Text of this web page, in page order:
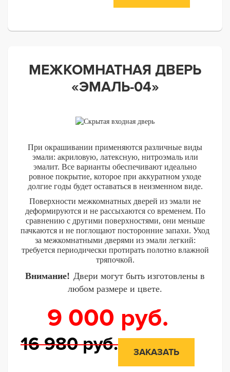
МЕЖКОМНАТНАЯ ДВЕРЬ
«ЭМАЛЬ-04»
При окрашивании применяются различные виды
эмали: акриловую, латексную, нитроэмаль или
эмалит. Все варианты обеспечивают идеально
ровное покрытие, которое при аккуратном уходе
долгие годы будет оставаться в неизменном виде.
Поверхности межкомнатных дверей из эмали не
деформируются и не рассыхаются со временем. По
сравнению с другими поверхностями, они меньше
пачкаются и не поглощают посторонние запахи. Уход
за межкомнатными дверями из эмали легкий:
требуется периодически протирать полотно влажной
тряпочкой.
Внимание! Двери могут быть изготовлены в
любом размере и цвете.
9 000 руб.
16 980руб. ЗАКАЗАТЬ